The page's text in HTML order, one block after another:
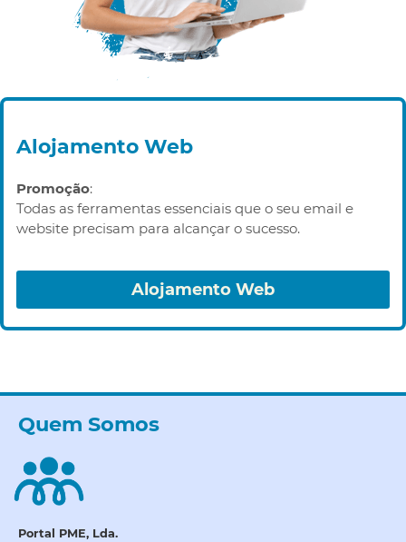
Alojamento Web
Promoção:
Todas as ferramentas essenciais que o seu email e
website precisam para alcançar o sucesso.
Alojamento Web
Quem Somos
Portal PME, Lda.